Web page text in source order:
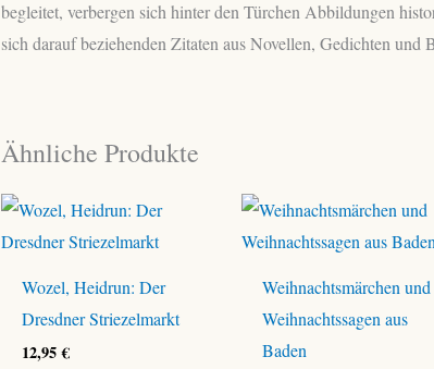
begleitet, verbergen sich hinter den Türchen Abbildungen
sich darauf beziehenden Zitaten aus Novellen, Gedichten und
Ähnliche Produkte
Wozel, Heidrun: Der
Dresdner Striezelmarkt
12,95€
Weihnachtsmärchen und
Weihnachtssagen aus
Baden